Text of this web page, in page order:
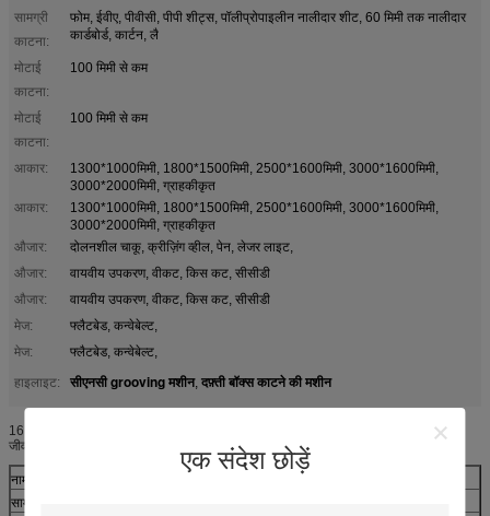
एक संदेश छोड़ें
सामग्री
काटना:
फोम, ईवीए, पीवीसी, पीपी शीट्स, पॉलीप्रोपाइलीन नालीदार शीट, 60 मिमी तक नालीदार
कार्डबोर्ड, कार्टन, लै
मोटाई
काटना:
100 मिमी से कम
मोटाई
काटना:
100 मिमी से कम
आकार:
1300*1000मिमी, 1800*1500मिमी, 2500*1600मिमी, 3000*1600मिमी,
3000*2000मिमी, ग्राहकीकृत
आकार:
1300*1000मिमी, 1800*1500मिमी, 2500*1600मिमी, 3000*1600मिमी,
3000*2000मिमी, ग्राहकीकृत
औजार:
दोलनशील चाकू, क्रीज़िंग व्हील, पेन, लेजर लाइट,
औजार:
वायवीय उपकरण, वीकट, किस कट, सीसीडी
औजार:
वायवीय उपकरण, वीकट, किस कट, सीसीडी
मेज:
फ्लैटबेड, कन्वेबेल्ट,
मेज:
फ्लैटबेड, कन्वेबेल्ट,
हाइलाइट:
सीएनसी grooving मशीन, दफ़्ती बॉक्स काटने की मशीन
16 डिग्री ब्लेड, 20 डिग्री ब्लेड, 26 डिग्री ब्लेड, 30 डिग्री ब्लेड, ईओके के लिए 45 डिग्री ब्लेड, लंबे
जीवन उत्पादक
नाम
सामग्री